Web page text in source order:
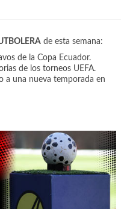
de esta semana:
de la Copa Ecuador.
de los torneos UEFA.
a una nueva temporada en